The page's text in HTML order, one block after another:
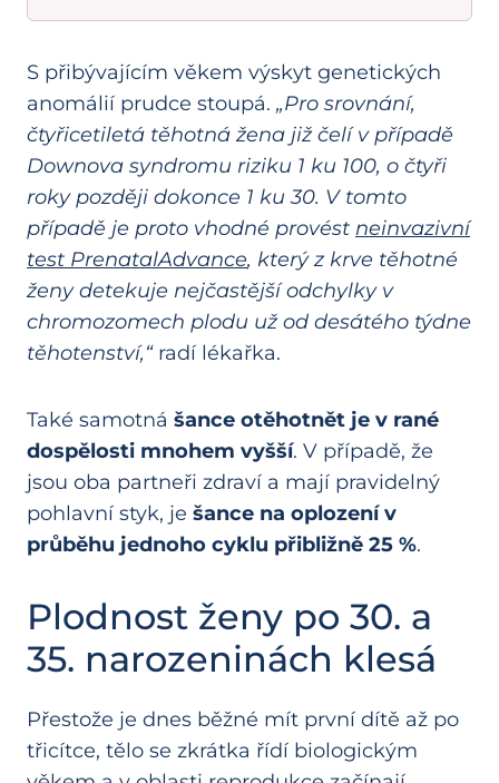
S přibývajícím věkem výskyt genetických
anomálií prudce stoupá. „Pro srovnání,
čtyřicetiletá těhotná žena již čelí v případě
Downova syndromu riziku 1 ku 100, o čtyři
roky později dokonce 1 ku 30. V tomto
případě je proto vhodné provést neinvazivní
test PrenatalAdvance, který z krve těhotné
ženy detekuje nejčastější odchylky v
chromozomech plodu už od desátého týdne
těhotenství,“radí lékařka.
Také samotná šance otěhotnět je v rané
dospělosti mnohem vyšší. V případě, že
jsou oba partneři zdraví a mají pravidelný
pohlavní styk, je šance na oplození v
průběhu jednoho cyklu přibližně 25 %.
Plodnost ženy po 30. a
35. narozeninách klesá
Přestože je dnes běžné mít první dítě až po
třicítce, tělo se zkrátka řídí biologickým